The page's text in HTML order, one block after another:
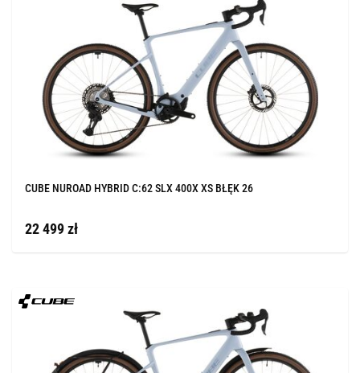
CUBE NUROAD HYBRID C:62 SLX 400X XS BŁĘK 26
22 499 zł